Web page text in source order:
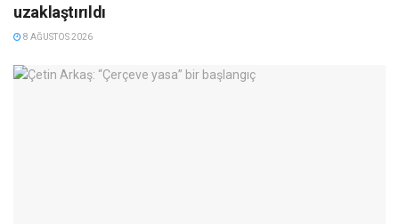
uzaklaştırıldı
8 AĞUSTOS 2026